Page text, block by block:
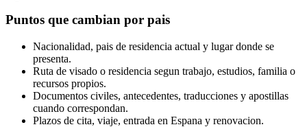
Puntos que cambian por pais
Nacionalidad, pais de residencia actual y lugar donde se
presenta.
Ruta de visado o residencia segun trabajo, estudios, familia o
recursos propios.
Documentos civiles, antecedentes, traducciones y apostillas
cuando correspondan.
Plazos de cita, viaje, entrada en Espana y renovacion.